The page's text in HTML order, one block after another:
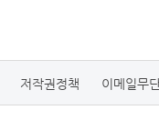
저작권정책 이메일무